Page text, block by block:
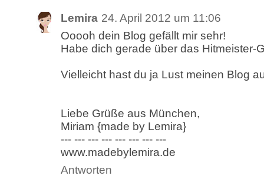
Lemira 24. April 2012 um 11:06
Ooooh dein Blog gefällt mir sehr!
Habe dich gerade über das Hitmeister-
Vielleicht hast du ja Lust meinen Blog
Liebe Grüße aus München,
Miriam {made by Lemira}
--- --- --- --- --- --- --- ---
www.madebylemira.de
Antworten